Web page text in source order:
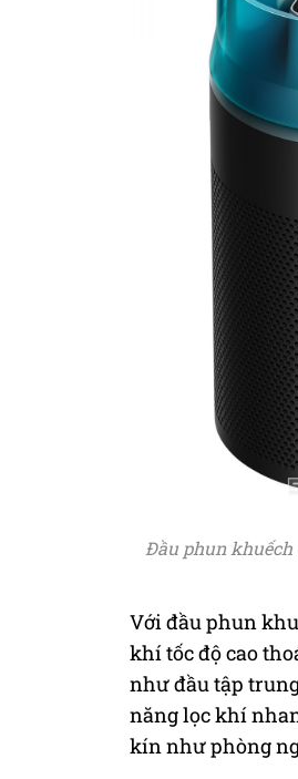
Đầu phun
Với đầu phun
khí tốc độ cao
như đầu tập
năng lọc khí
kín như phòng